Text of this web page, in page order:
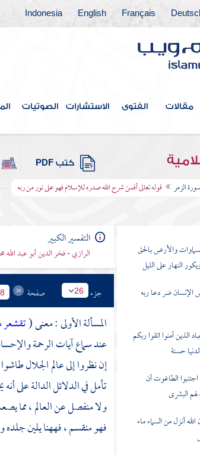
Français
English
Indonesia
مقالات الفتوى الاستشارات الصوتيات
كتب PDF
الزمر قوله تعالى أفمن شرح الله صدره للإسلام فهو على نور من ربه
والأرض بالحق
النهار على الليل
الإنسان ضر دعا ربه
الذين آمنوا اتقوا ربكم
حسنة
اجتنبوا الطاغوت أن
لهم البشرى
الله أنزل من السماء ماء
التفسير الكبير
الرازي - فخر الدين أبو عبد
جزء 26 صفحة
المسألة الأولى : معنى (
عند سماع آيات الرحمة
إن نظروا إلى عالم الجلال
تأمل في الدلائل الدالة على
ولا منفصل عن العالم ، مما
فهو منقسم ، فههنا يلين جلده